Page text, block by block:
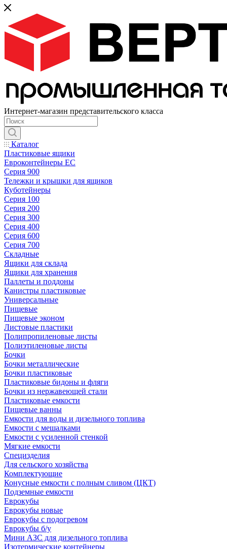
Интернет-магазин представительского класса
Каталог
Пластиковые ящики
Евроконтейнеры ЕС
Серия 900
Тележки и крышки для ящиков
Куботейнеры
Серия 100
Серия 200
Серия 300
Серия 400
Серия 600
Серия 700
Складные
Ящики для склада
Ящики для хранения
Паллеты и поддоны
Канистры пластиковые
Универсальные
Пищевые
Пищевые эконом
Листовые пластики
Полипропиленовые листы
Полиэтиленовые листы
Бочки
Бочки металлические
Бочки пластиковые
Пластиковые бидоны и фляги
Бочки из нержавеющей стали
Пластиковые емкости
Пищевые ванны
Емкости для воды и дизельного топлива
Емкости с мешалками
Емкости с усиленной стенкой
Мягкие емкости
Специзделия
Для сельского хозяйства
Комплектующие
Конусные емкости с полным сливом (ЦКТ)
Подземные емкости
Еврокубы
Еврокубы новые
Еврокубы с подогревом
Еврокубы б/у
Мини АЗС для дизельного топлива
Изотермические контейнеры